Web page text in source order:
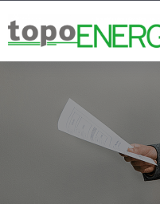
Συντάκτης: